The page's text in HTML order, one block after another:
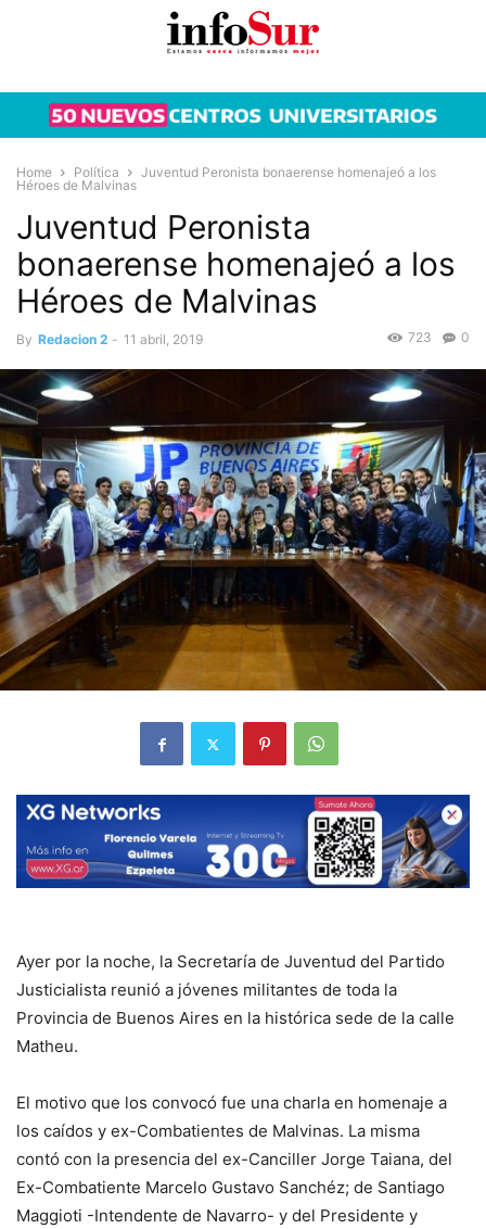
Home Política
Juventud Peronista bonaerense homenajeó a los
Héroes de Malvinas
Juventud Peronista
bonaerense homenajeó a los
Héroes de Malvinas
By Redacion 2 - 11 abril, 2019 0
723
Ayer por la noche, la Secretaría de Juventud del Partido
Justicialista reunió a jóvenes militantes de toda la
Provincia de Buenos Aires en la histórica sede de la calle
Matheu.
El motivo que los convocó fue una charla en homenaje a
los caídos y ex-Combatientes de Malvinas. La misma
contó con la presencia del ex-Canciller Jorge Taiana, del
Ex-Combatiente Marcelo Gustavo Sanchéz; de Santiago
Maggioti -Intendente de Navarro- y del Presidente y